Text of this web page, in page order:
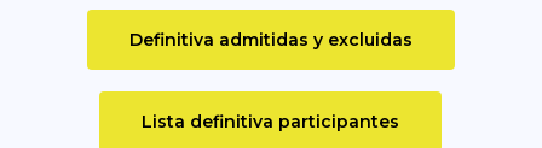
Definitiva admitidas y excluidas
Lista definitiva participantes